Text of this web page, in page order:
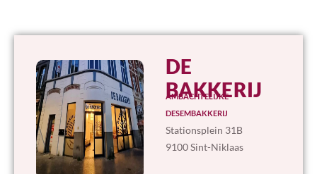
DE
BAKKERIJ
AMBACHTELIJKE
DESEMBAKKERIJ
Stationsplein 31B
9100 Sint-Niklaas